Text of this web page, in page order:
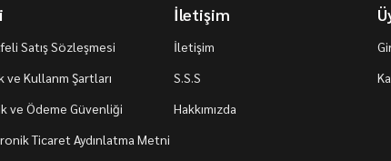
Satış Sözleşmesi
ve Kullanm Şartları
ve Ödeme Güvenliği
Ticaret Aydınlatma Metni
İletişim
İletişim
S.S.S
Hakkımızda